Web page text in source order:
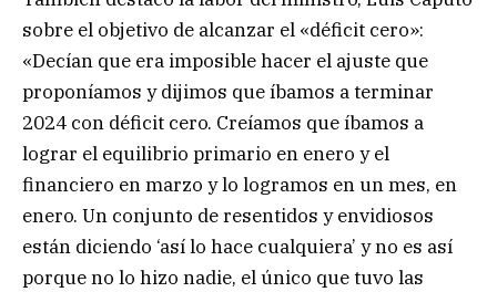
sobre el objetivo de alcanzar el «déficit cero»:
«Decían que era imposible hacer el ajuste que
proponíamos y dijimos que íbamos a terminar
2024 con déficit cero. Creíamos que íbamos a
lograr el equilibrio primario en enero y el
financiero en marzo y lo logramos en un mes, en
enero. Un conjunto de resentidos y envidiosos
están diciendo ‘así lo hace cualquiera’ y no es así
porque no lo hizo nadie, el único que tuvo las